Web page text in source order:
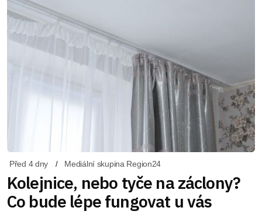
Před 4 dny Mediální skupina Region24
Kolejnice, nebo tyče na záclony?
Co bude lépe fungovat u vás